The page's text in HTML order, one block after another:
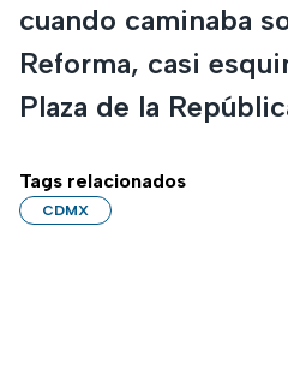
cuando caminaba
Reforma, casi
Plaza de la
Tags relacionados
CDMX